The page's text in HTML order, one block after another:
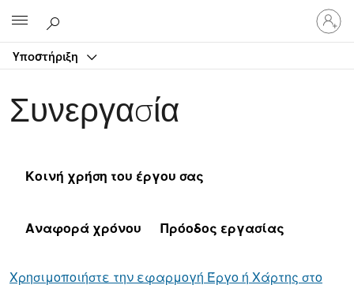
Υποστήριξη
Είσοδος
στον
Συνεργασία
Κοινή χρήση του έργου σας
Αναφορά χρόνου Πρόοδος εργασίας
Χρησιμοποιήστε την εφαρμογή Έργο ή Χάρτης στο